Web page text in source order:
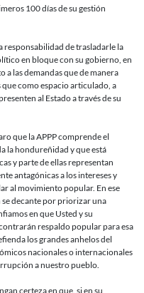
100 días de su gestión
responsabilidad de trasladarle la
en bloque con su gobierno, en
a las demandas que de manera
como espacio articulado, a
al Estado a través de su
que la APPP comprende el
la hondureñidad y que está
y parte de ellas representan
antagónicas a los intereses y
al movimiento popular. En ese
decante por priorizar una
en que Usted y su
respaldo popular para esa
los grandes anhelos del
nacionales o internacionales
a nuestro pueblo.
certeza en que, si en su